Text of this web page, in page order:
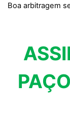
Boa arbitragem